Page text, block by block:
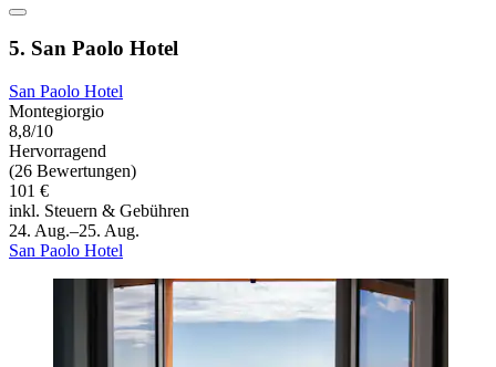
5. San Paolo Hotel
San Paolo Hotel
Montegiorgio
8,8/10
Hervorragend
(26 Bewertungen)
101 €
inkl. Steuern & Gebühren
24. Aug.–25. Aug.
San Paolo Hotel